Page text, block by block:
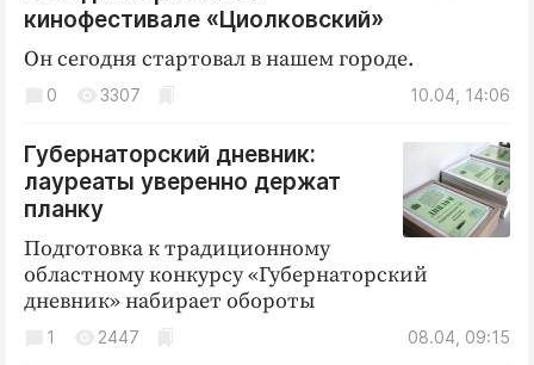
кинофестивале «Циолковский»
Он сегодня стартовал в нашем городе.
10.04, 14:06
0 3307
Губернаторский дневник:
лауреаты уверенно держат
планку
Подготовка к традиционному
областному конкурсу «Губернаторский
дневник» набирает обороты
08.04, 09:15
1 2447